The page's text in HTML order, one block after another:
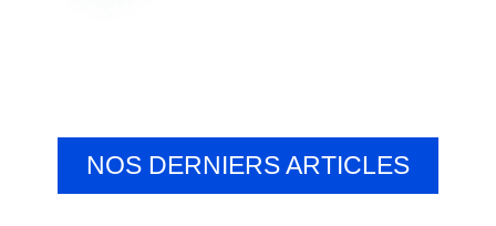
NOS DERNIERS ARTICLES